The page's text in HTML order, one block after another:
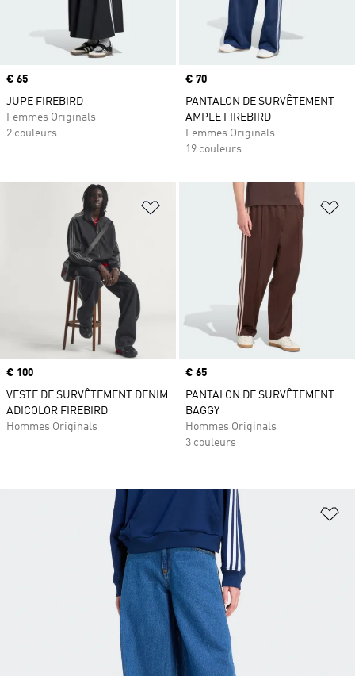
Prix
€ 65
JUPE FIREBIRD
Femmes Originals
2 couleurs
Prix
€ 70
PANTALON DE SURVÊTEMENT
AMPLE FIREBIRD
Femmes Originals
19 couleurs
Ajouter à la Liste de produits
Prix
€ 100
VESTE DE SURVÊTEMENT DENIM
ADICOLOR FIREBIRD
Hommes Originals
Prix
€ 65
PANTALON DE SURVÊTEMENT
BAGGY
Hommes Originals
3 couleurs